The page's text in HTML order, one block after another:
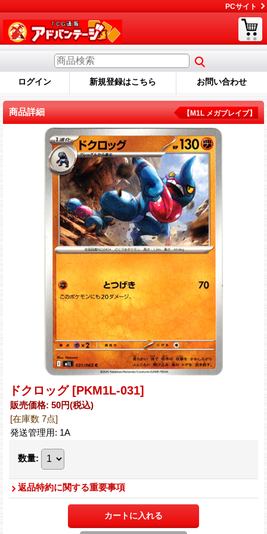
PCサイト
ログイン 新規登録はこちら お問い合わせ
商品詳細 【M1L メガブレイブ】
ドクロッグ [PKM1L-031]
販売価格: 50円(税込)
[在庫数 7点]
発送管理用: 1A
数量:
返品特約に関する重要事項